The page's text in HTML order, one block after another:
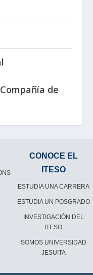
de
CONOCE EL
ITESO
ESTUDIA UNA CARRERA
ESTUDIA UN POSGRADO
INVESTIGACIÓN DEL
ITESO
SOMOS UNIVERSIDAD
JESUITA